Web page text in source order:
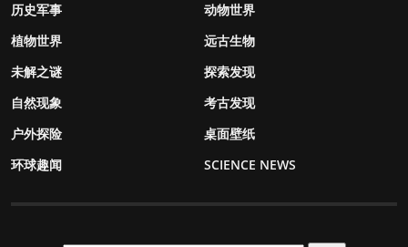
历史军事
动物世界
植物世界
远古生物
未解之谜
探索发现
自然现象
考古发现
户外探险
桌面壁纸
环球趣闻
SCIENCE NEWS